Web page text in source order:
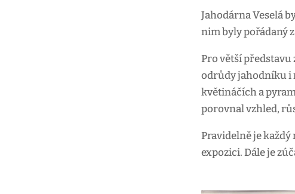
Jahodárna Veselá
nim byly pořádaný
Pro větší představu
odrůdy jahodníku i
květináčích a
porovnal vzhled,
Pravidelně je
expozici. Dále je